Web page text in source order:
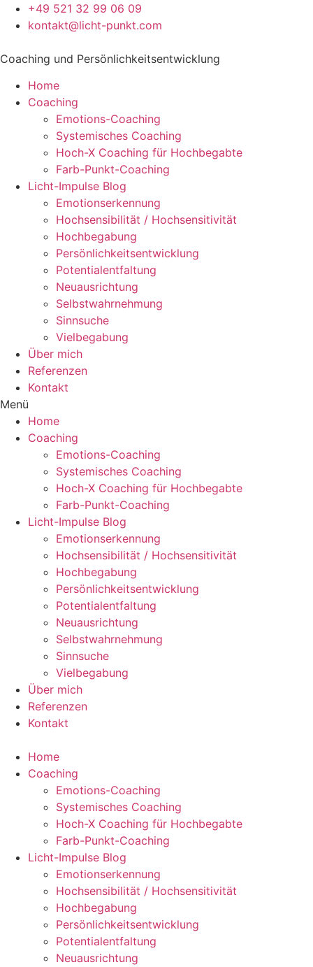
+49 521 32 99 06 09
kontakt@licht-punkt.com
Coaching und Persönlichkeitsentwicklung
Home
Coaching
Emotions-Coaching
Systemisches Coaching
Hoch-X Coaching für Hochbegabte
Farb-Punkt-Coaching
Licht-Impulse Blog
Emotionserkennung
Hochsensibilität / Hochsensitivität
Hochbegabung
Persönlichkeitsentwicklung
Potentialentfaltung
Neuausrichtung
Selbstwahrnehmung
Sinnsuche
Vielbegabung
Über mich
Referenzen
Kontakt
Menü
Home
Coaching
Emotions-Coaching
Systemisches Coaching
Hoch-X Coaching für Hochbegabte
Farb-Punkt-Coaching
Licht-Impulse Blog
Emotionserkennung
Hochsensibilität / Hochsensitivität
Hochbegabung
Persönlichkeitsentwicklung
Potentialentfaltung
Neuausrichtung
Selbstwahrnehmung
Sinnsuche
Vielbegabung
Über mich
Referenzen
Kontakt
Home
Coaching
Emotions-Coaching
Systemisches Coaching
Hoch-X Coaching für Hochbegabte
Farb-Punkt-Coaching
Licht-Impulse Blog
Emotionserkennung
Hochsensibilität / Hochsensitivität
Hochbegabung
Persönlichkeitsentwicklung
Potentialentfaltung
Neuausrichtung